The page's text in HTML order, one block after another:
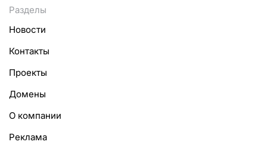
Разделы
Новости
Контакты
Проекты
Домены
О компании
Реклама